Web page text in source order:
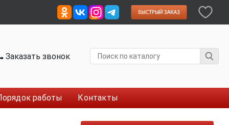
Заказать звонок
работы Контакты